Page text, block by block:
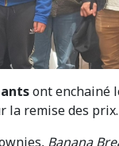
ont enchainé
la remise des prix.
Banana